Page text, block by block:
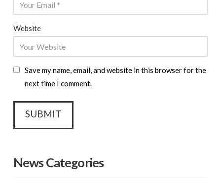
Website
Save my name, email, and website in this browser for the
next time I comment.
News Categories